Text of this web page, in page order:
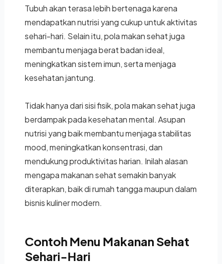
Tubuh akan terasa lebih bertenaga karena
mendapatkan nutrisi yang cukup untuk aktivitas
sehari-hari. Selain itu, pola makan sehat juga
membantu menjaga berat badan ideal,
meningkatkan sistem imun, serta menjaga
kesehatan jantung.
Tidak hanya dari sisi fisik, pola makan sehat juga
berdampak pada kesehatan mental. Asupan
nutrisi yang baik membantu menjaga stabilitas
mood, meningkatkan konsentrasi, dan
mendukung produktivitas harian. Inilah alasan
mengapa makanan sehat semakin banyak
diterapkan, baik di rumah tangga maupun dalam
bisnis kuliner modern.
Contoh Menu Makanan Sehat
Sehari-Hari